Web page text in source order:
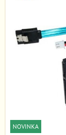
NOVINKA